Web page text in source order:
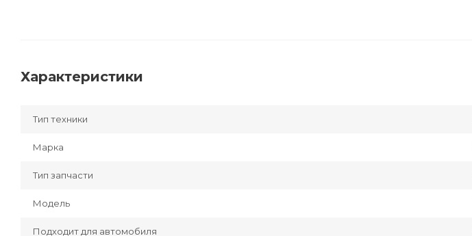
Характеристики
Тип техники
Марка
Тип запчасти
Модель
Подходит для автомобиля